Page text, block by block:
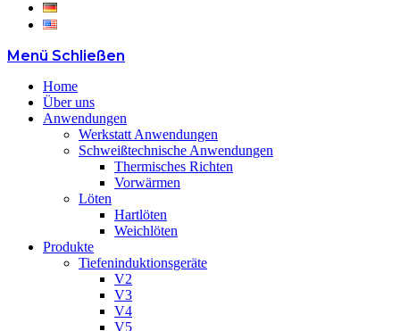
Menü Schließen
Home
Über uns
Anwendungen
Werkstatt Anwendungen
Schweißtechnische Anwendungen
Thermisches Richten
Vorwärmen
Löten
Hartlöten
Weichlöten
Produkte
Tiefeninduktionsgeräte
V2
V3
V4
V5